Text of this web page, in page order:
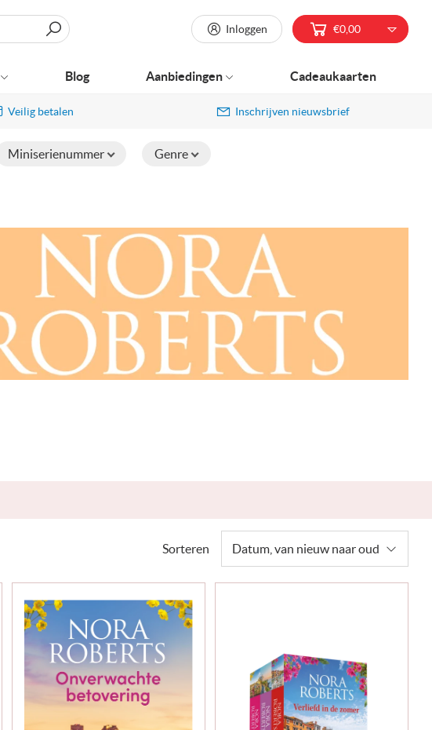
Veilig betalen Inschrijven nieuwsbrief
Miniserienummer Genre
Sorteren
Inloggen €0,00
Blog Aanbiedingen Cadeaukaarten